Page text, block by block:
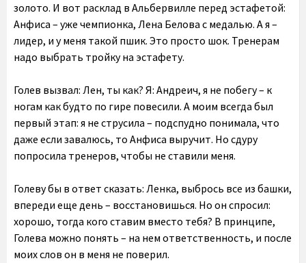
золото. И вот расклад в Альбервилле перед эстафетой:
Анфиса – уже чемпионка, Лена Белова с медалью. А я –
лидер, и у меня такой пшик. Это просто шок. Тренерам
надо выбрать тройку на эстафету.
Голев вызвал: Лен, ты как? Я: Андреич, я не побегу – к
ногам как будто по гире повесили. А моим всегда был
первый этап: я не струсила – подспудно понимала, что
даже если завалюсь, то Анфиса выручит. Но сдуру
попросила тренеров, чтобы не ставили меня.
Голеву бы в ответ сказать: Ленка, выбрось все из башки,
впереди еще день – восстановишься. Но он спросил:
хорошо, тогда кого ставим вместо тебя? В принципе,
Голева можно понять – на нем ответственность, и после
моих слов он в меня не поверил.